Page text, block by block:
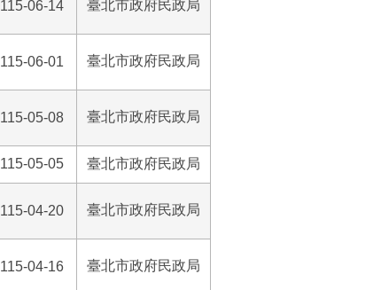
115-06-14 臺北市政府民政局
115-06-01 臺北市政府民政局
115-05-08 臺北市政府民政局
115-05-05 臺北市政府民政局
115-04-20 臺北市政府民政局
115-04-16 臺北市政府民政局